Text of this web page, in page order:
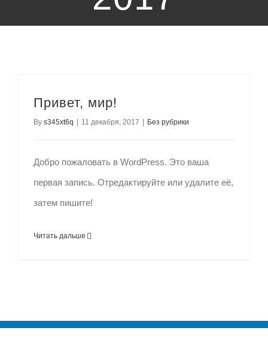
Привет, мир!
By s345xt6q | 11 декабря, 2017 | Без рубрики
Добро пожаловать в WordPress. Это ваша
первая запись. Отредактируйте или удалите её,
затем пишите!
Читать дальше